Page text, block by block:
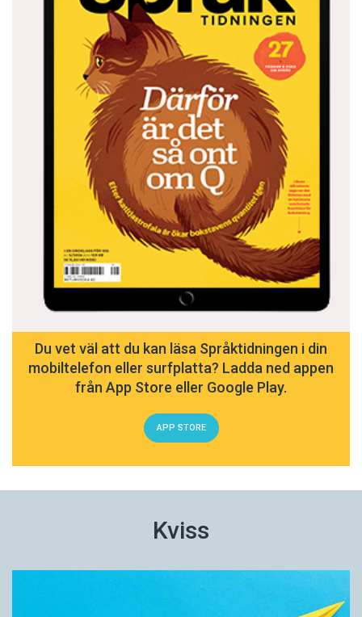
Du vet väl att du kan läsa Språktidningen i din
mobiltelefon eller surfplatta? Ladda ned appen
från App Store eller Google Play.
APP STORE
Kviss